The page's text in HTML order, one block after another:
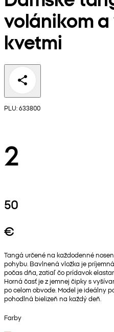
volánikom
kvetmi
PLU: 633800
2
50
€
Tangá určené na každodenné
pohybu. Bavlnená vložka je
počas dňa, zatiaľ čo prídavok
Horná časť je z jemnej čipky s
po celom obvode. Model je ideálny
pohodlná bielizeň na každý deň.
Farby